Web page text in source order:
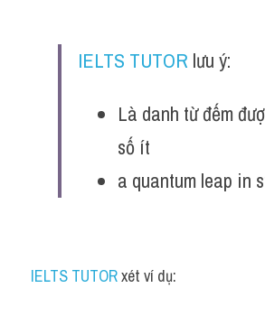
IELTS TUTOR lưu ý:
Là danh từ đếm
số ít
a quantum leap in
IELTS TUTOR xét ví dụ: